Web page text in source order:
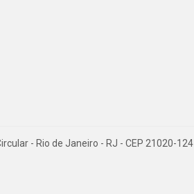
- Rio de Janeiro - RJ - CEP 21020-124